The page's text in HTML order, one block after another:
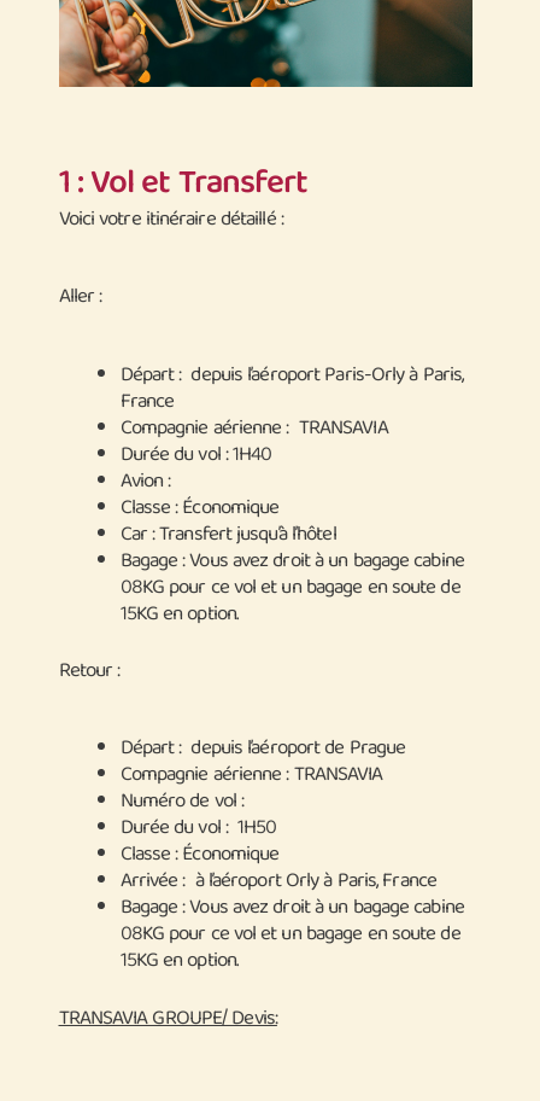
1 : Vol et Transfert
Voici votre itinéraire détaillé :
Aller :
Départ : depuis l’aéroport Paris-Orly à Paris,
France
Compagnie aérienne : TRANSAVIA
Durée du vol : 1H40
Avion :
Classe : Économique
Car : Transfert jusqu’à l’hôtel
Bagage : Vous avez droit à un bagage cabine
08KG pour ce vol et un bagage en soute de
15KG en option.
Retour :
Départ : depuis l’aéroport de Prague
Compagnie aérienne : TRANSAVIA
Numéro de vol :
Durée du vol : 1H50
Classe : Économique
Arrivée : à l’aéroport Orly à Paris, France
Bagage : Vous avez droit à un bagage cabine
08KG pour ce vol et un bagage en soute de
15KG en option.
TRANSAVIA GROUPE/ Devis: